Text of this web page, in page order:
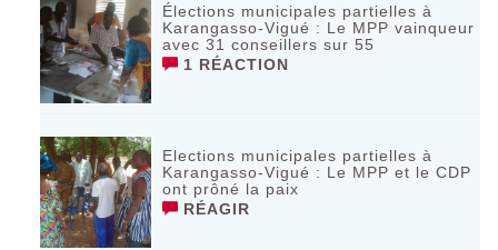
Élections municipales partielles à
Karangasso-Vigué : Le MPP vainqueur
avec 31 conseillers sur 55
1 RÉACTION
Elections municipales partielles à
Karangasso-Vigué : Le MPP et le CDP
ont prôné la paix
RÉAGIR